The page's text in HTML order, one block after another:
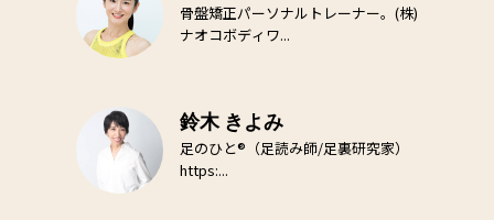
骨盤矯正パーソナルトレーナー。(株)
ナオコボディワ...
鈴木 きよみ
足のひと®（足読み師/足裏研究家）
https:...